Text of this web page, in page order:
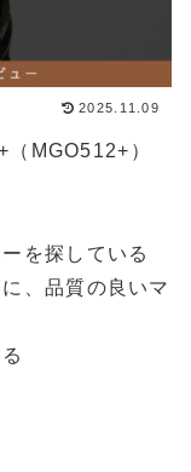
2025.11.09
MGO512+）
を探している
、品質の良いマ